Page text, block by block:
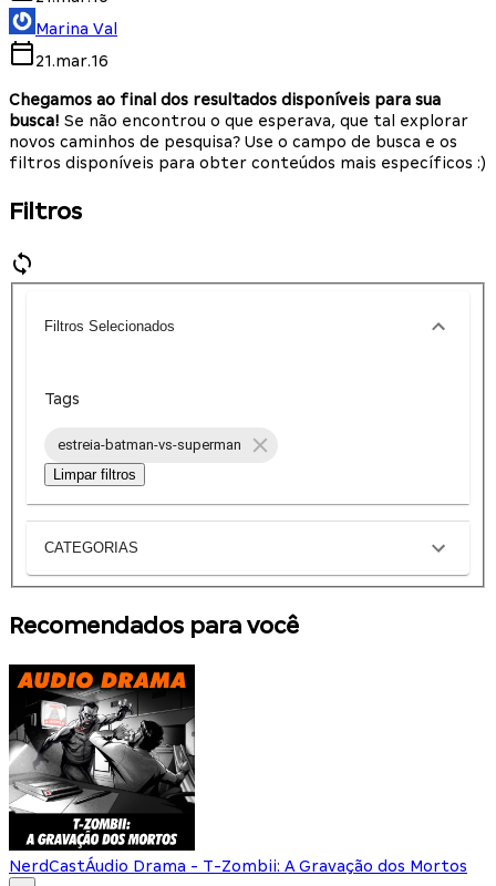
Marina Val
21.mar.16
Chegamos ao final dos resultados disponíveis para sua
busca! Se não encontrou o que esperava, que tal explorar
novos caminhos de pesquisa? Use o campo de busca e os
filtros disponíveis para obter conteúdos mais específicos :)
Filtros
Filtros Selecionados
Tags
estreia-batman-vs-superman
Limpar filtros
CATEGORIAS
Recomendados para você
NerdCastÁudio Drama - T-Zombii: A Gravação dos Mortos